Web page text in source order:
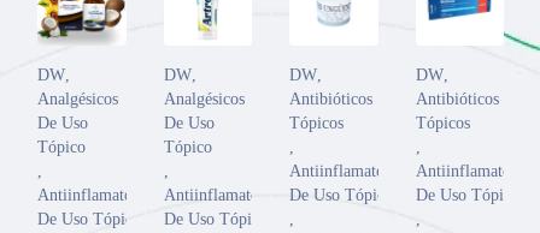
DW,
Analgésicos
De Uso
Tópico
,
Antiinflamatorios
De Uso Tópico
DW,
Analgésicos
De Uso
Tópico
,
Antiinflamatorios
De Uso Tópico
DW,
Antibióticos
Tópicos
,
Antiinflamatorios
De Uso Tópico
,
DW,
Antibióticos
Tópicos
,
Antiinflamatorios
De Uso Tópico
,